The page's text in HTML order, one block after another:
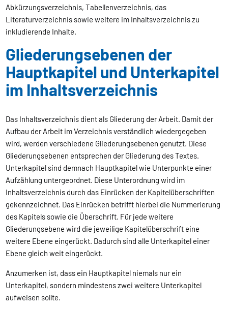
Abkürzungsverzeichnis, Tabellenverzeichnis, das
Literaturverzeichnis sowie weitere im Inhaltsverzeichnis zu
inkludierende Inhalte.
Gliederungsebenen der
Hauptkapitel und Unterkapitel
im Inhaltsverzeichnis
Das Inhaltsverzeichnis dient als Gliederung der Arbeit. Damit der
Aufbau der Arbeit im Verzeichnis verständlich wiedergegeben
wird, werden verschiedene Gliederungsebenen genutzt. Diese
Gliederungsebenen entsprechen der Gliederung des Textes.
Unterkapitel sind demnach Hauptkapitel wie Unterpunkte einer
Aufzählung untergeordnet. Diese Unterordnung wird im
Inhaltsverzeichnis durch das Einrücken der Kapitelüberschriften
gekennzeichnet. Das Einrücken betrifft hierbei die Nummerierung
des Kapitels sowie die Überschrift. Für jede weitere
Gliederungsebene wird die jeweilige Kapitelüberschrift eine
weitere Ebene eingerückt. Dadurch sind alle Unterkapitel einer
Ebene gleich weit eingerückt.
Anzumerken ist, dass ein Hauptkapitel niemals nur ein
Unterkapitel, sondern mindestens zwei weitere Unterkapitel
aufweisen sollte.